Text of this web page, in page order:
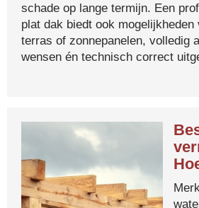
schade op lange termijn. Een
plat dak biedt ook mogelijkheden
terras of zonnepanelen, volledig
wensen én technisch correct